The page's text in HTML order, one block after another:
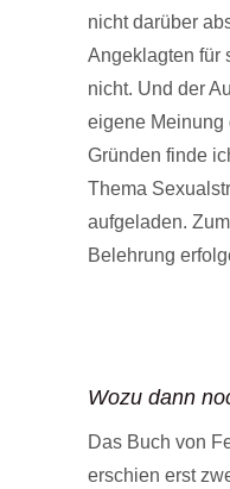
nicht darüber
Angeklagten für
nicht. Und der
eigene Meinung
Gründen finde
Thema
aufgeladen.
Belehrung
Wozu dann
Das Buch von
erschien erst